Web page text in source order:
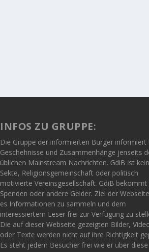
INFOS ZU GRUPPE:
Die Gruppe der informierten Bürger informiert
Geschehnisse und Zusammenhänge jenseits
üblichen Mainstream Nachrichten. GdiB ist
Sekte, Religionsgemeinschaft oder politisch
motivierte Vereinsgesellschaft. GdiB bekommt
Spenden oder andere Gelder. Ziel der
es Informationen zu sammeln und dem
interessiertem Leser frei zur Verfügung zu
Die auf dieser Webseite gezeigten Bilder,
oder Texte werden nicht auf ihre Richtigkeit
Es steht jedem Besucher frei wie er über diese